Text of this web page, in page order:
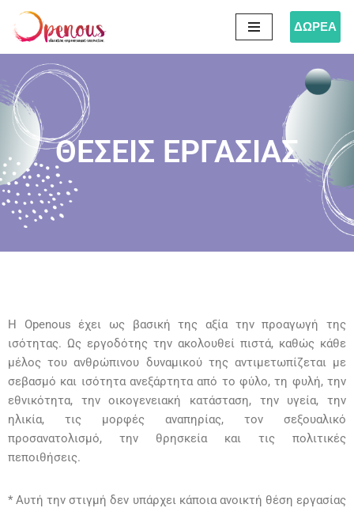
Μεταπηδήστε
περιεχόμενο
ΔΩΡΕΑ
ΘΕΣΕΙΣ ΕΡΓΑΣΙΑΣ
Η Openous έχει ως βασική της αξία την προαγωγή της
ισότητας. Ως εργοδότης την ακολουθεί πιστά, καθώς κάθε
μέλος του ανθρώπινου δυναμικού της αντιμετωπίζεται με
σεβασμό και ισότητα ανεξάρτητα από το φύλο, τη φυλή, την
εθνικότητα, την οικογενειακή κατάσταση, την υγεία, την
ηλικία, τις μορφές αναπηρίας, τον σεξουαλικό
προσανατολισμό, την θρησκεία και τις πολιτικές
πεποιθήσεις.
* Αυτή την στιγμή δεν υπάρχει κάποια ανοικτή θέση εργασίας